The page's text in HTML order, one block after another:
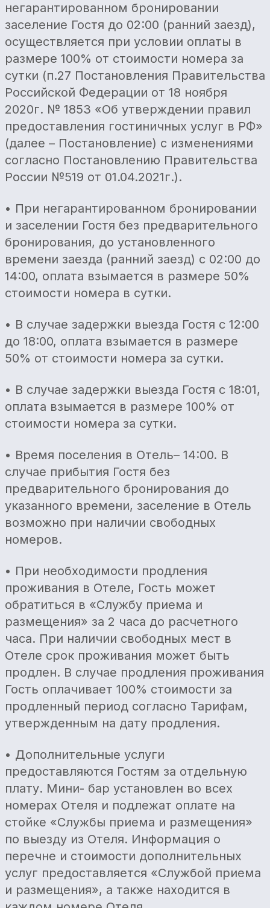
негарантированном бронировании
заселение Гостя до 02:00 (ранний заезд),
осуществляется при условии оплаты в
размере 100% от стоимости номера за
сутки (п.27 Постановления Правительства
Российской Федерации от 18 ноября
2020г. № 1853 «Об утверждении правил
предоставления гостиничных услуг в РФ»
(далее – Постановление) с изменениями
согласно Постановлению Правительства
России №519 от 01.04.2021г.).
• При негарантированном бронировании
и заселении Гостя без предварительного
бронирования, до установленного
времени заезда (ранний заезд) с 02:00 до
14:00, оплата взымается в размере 50%
стоимости номера в сутки.
• В случае задержки выезда Гостя с 12:00
до 18:00, оплата взымается в размере
50% от стоимости номера за сутки.
• В случае задержки выезда Гостя с 18:01,
оплата взымается в размере 100% от
стоимости номера за сутки.
• Время поселения в Отель– 14:00. В
случае прибытия Гостя без
предварительного бронирования до
указанного времени, заселение в Отель
возможно при наличии свободных
номеров.
• При необходимости продления
проживания в Отеле, Гость может
обратиться в «Службу приема и
размещения» за 2 часа до расчетного
часа. При наличии свободных мест в
Отеле срок проживания может быть
продлен. В случае продления проживания
Гость оплачивает 100% стоимости за
продленный период согласно Тарифам,
утвержденным на дату продления.
• Дополнительные услуги
предоставляются Гостям за отдельную
плату. Мини- бар установлен во всех
номерах Отеля и подлежат оплате на
стойке «Службы приема и размещения»
по выезду из Отеля. Информация о
перечне и стоимости дополнительных
услуг предоставляется «Службой приема
и размещения», а также находится в